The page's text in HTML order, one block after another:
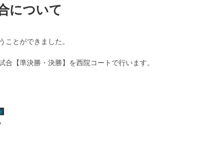
について
とができました。
【準決勝・決勝】を西院コートで行います。